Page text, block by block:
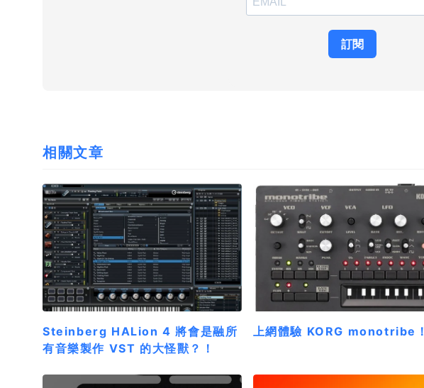
相關文章
Steinberg HALion 4 將會是融所
有音樂製作 VST 的大怪獸？！
上網體驗 KORG monotribe！